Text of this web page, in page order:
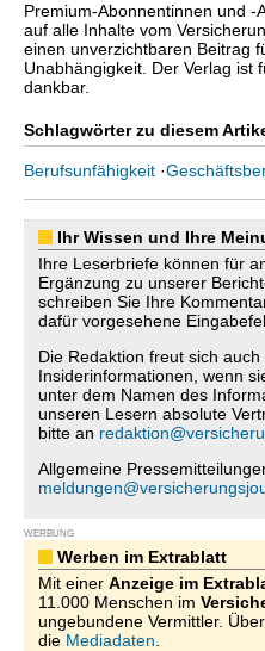
Premium-Abonnentinnen und
auf alle Inhalte vom
einen unverzichtbaren Beitrag
Unabhängigkeit. Der Verlag ist
dankbar.
Schlagwörter zu diesem
Berufsunfähigkeit ·
Ihr Wissen und Ihre
Ihre Leserbriefe können für
Ergänzung zu unserer
schreiben Sie Ihre
dafür vorgesehene
Die Redaktion freut sich
Insiderinformationen, wenn
unter dem Namen des
unseren Lesern absolute
bitte an
Allgemeine
WERBUNG
Werben im Extrablatt
Mit einer Anzeige im
11.000 Menschen im
ungebundene Vermittler.
die Mediadaten